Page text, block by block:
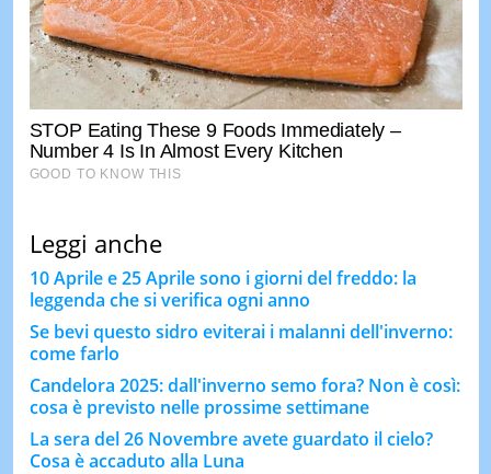
Leggi anche
10 Aprile e 25 Aprile sono i giorni del freddo: la
leggenda che si verifica ogni anno
Se bevi questo sidro eviterai i malanni dell'inverno:
come farlo
Candelora 2025: dall'inverno semo fora? Non è così:
cosa è previsto nelle prossime settimane
La sera del 26 Novembre avete guardato il cielo?
Cosa è accaduto alla Luna